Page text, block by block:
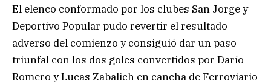
El elenco conformado por los clubes San Jorge y
Deportivo Popular pudo revertir el resultado
adverso del comienzo y consiguió dar un paso
triunfal con los dos goles convertidos por Darío
Romero y Lucas Zabalich en cancha de Ferroviario